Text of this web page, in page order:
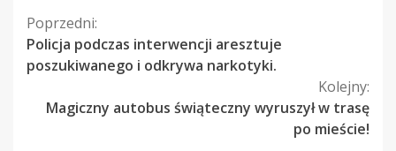
Kontynuuj
czytanie
Poprzedni:
Policja podczas interwencji aresztuje
poszukiwanego i odkrywa narkotyki.
Kolejny:
Magiczny autobus świąteczny wyruszył w trasę
po mieście!